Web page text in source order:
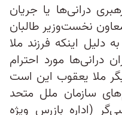
درانی‌ها یا جریان
معاون نخست‌وزیر طالبان
دلیل اینکه فرزند ملا
درانی‌ها مورد احترام
ملا یعقوب این است
سازمان ملل متحد
(اداره بازرس ویژه